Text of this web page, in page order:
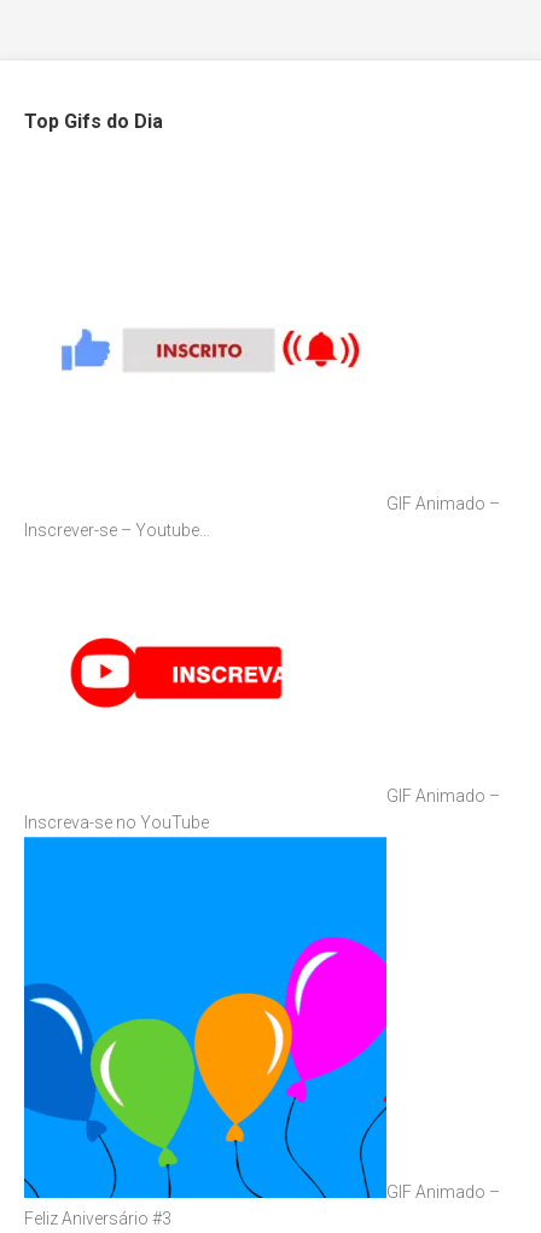
Top Gifs do Dia
GIF Animado –
Inscrever-se – Youtube…
GIF Animado –
Inscreva-se no YouTube
GIF Animado –
Feliz Aniversário #3